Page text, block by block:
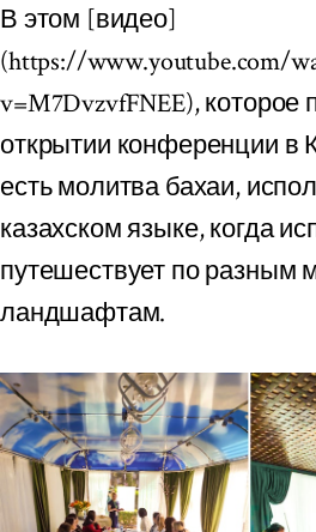
В этом [видео]
(https://www.youtube.com/
v=M7DvzvfFNEE), которое
открытии конференции в
есть молитва бахаи,
казахском языке, когда
путешествует по разным
ландшафтам.